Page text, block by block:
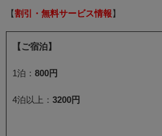
【 割引・無料サービス情報 】
【ご宿泊】
1泊： 800円
4泊以上： 3200円